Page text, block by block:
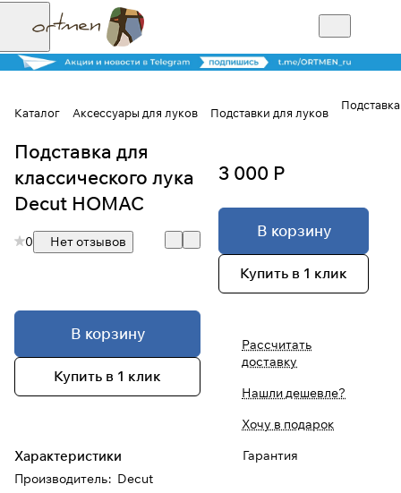
Каталог Аксессуары для луков Подставки для луков
Подставка для
классического лука
Decut HOMAC
0 Нет отзывов
В корзину
Купить в 1 клик
Характеристики
Производитель: Decut
3 000 Р
В корзину
Купить в 1 клик
Рассчитать
доставку
Нашли дешевле?
Хочу в подарок
Гарантия
Для клиентов всех банков
Разбейте
оплату на части
25%
Добавляйте товары
выберите метод оплатыПЛАЙТ